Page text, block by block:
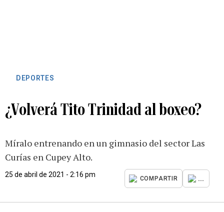
DEPORTES
¿Volverá Tito Trinidad al boxeo?
Míralo entrenando en un gimnasio del sector Las
Curías en Cupey Alto.
25 de abril de 2021 - 2:16 pm
COMPARTIR ...